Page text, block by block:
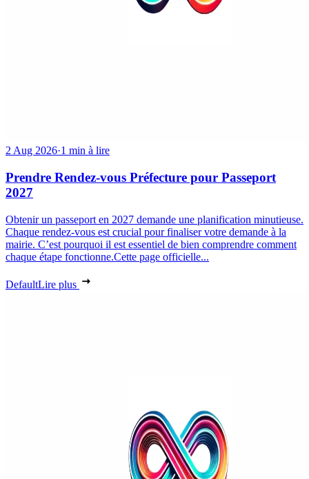
2 Aug 2026·1 min à lire
Prendre Rendez-vous Préfecture pour Passeport
2027
Obtenir un passeport en 2027 demande une planification minutieuse.
Chaque rendez-vous est crucial pour finaliser votre demande à la
mairie. C’est pourquoi il est essentiel de bien comprendre comment
chaque étape fonctionne.Cette page officielle...
DefaultLire plus